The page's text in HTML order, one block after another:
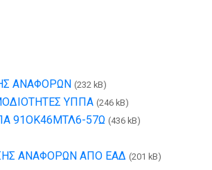
ΑΝΑΦΟΡΩΝ (232 kB)
ΥΠΠΑ (246 kB)
91ΟΚ46ΜΤΛ6-57Ω (436 kB)
ΑΝΑΦΟΡΩΝ ΑΠΟ ΕΑΔ (201 kB)